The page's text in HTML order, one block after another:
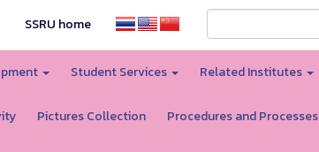
SSRU home
Student Services Related Institutes
Pictures Collection Procedures and Processes